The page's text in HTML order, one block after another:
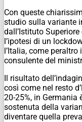
Con queste
studio sulla variante
dall’Istituto
l’ipotesi di un
l’Italia, come
consulente del
Il risultato
così come nel resto
20-25%, in Germania
sostenuta della
diventare quella